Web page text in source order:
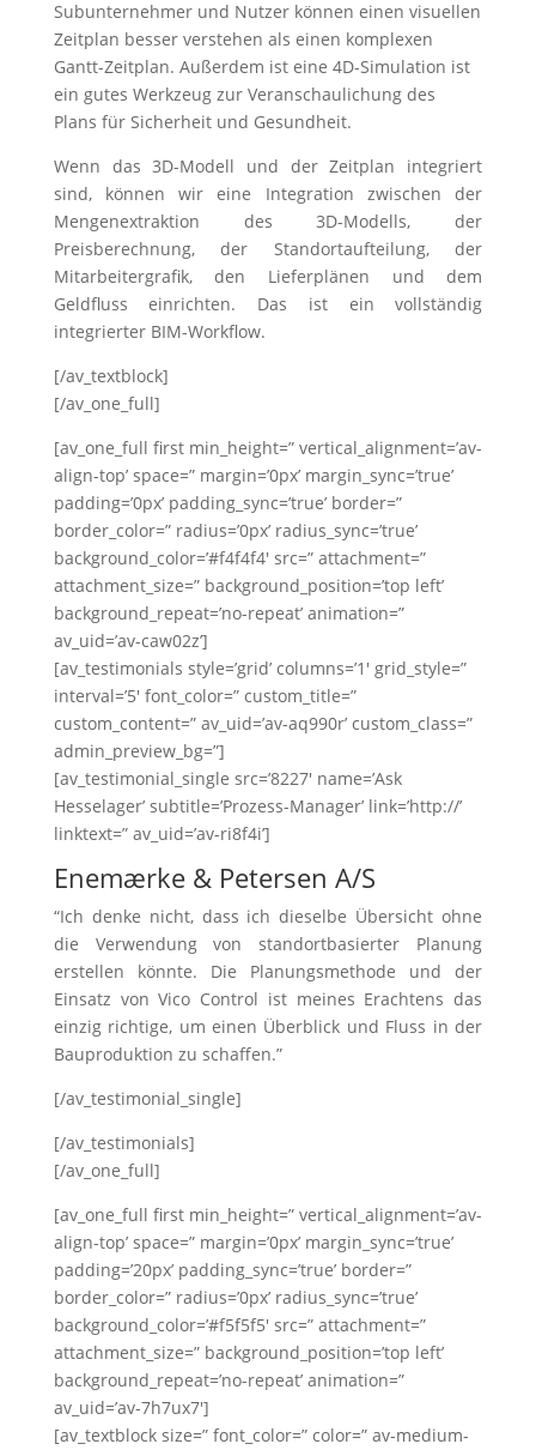
Subunternehmer und Nutzer können einen visuellen
Zeitplan besser verstehen als einen komplexen
Gantt-Zeitplan. Außerdem ist eine 4D-Simulation ist
ein gutes Werkzeug zur Veranschaulichung des
Plans für Sicherheit und Gesundheit.
Wenn das 3D-Modell und der Zeitplan integriert
sind, können wir eine Integration zwischen der
Mengenextraktion des 3D-Modells, der
Preisberechnung, der Standortaufteilung, der
Mitarbeitergrafik, den Lieferplänen und dem
Geldfluss einrichten. Das ist ein vollständig
integrierter BIM-Workflow.
[/av_textblock]
[/av_one_full]
[av_one_full first min_height=” vertical_alignment=’av-
align-top’ space=” margin=’0px’ margin_sync=’true’
padding=’0px’ padding_sync=’true’ border=”
border_color=” radius=’0px’ radius_sync=’true’
background_color=’#f4f4f4′ src=” attachment=”
attachment_size=” background_position=’top left’
background_repeat=’no-repeat’ animation=”
av_uid=’av-caw02z’]
[av_testimonials style=’grid’ columns=’1′ grid_style=”
interval=’5′ font_color=” custom_title=”
custom_content=” av_uid=’av-aq990r’ custom_class=”
admin_preview_bg=”]
[av_testimonial_single src=’8227′ name=’Ask
Hesselager’ subtitle=’Prozess-Manager’ link=’http://’
linktext=” av_uid=’av-ri8f4i’]
Enemærke & Petersen A/S
“Ich denke nicht, dass ich dieselbe Übersicht ohne
die Verwendung von standortbasierter Planung
erstellen könnte. Die Planungsmethode und der
Einsatz von Vico Control ist meines Erachtens das
einzig richtige, um einen Überblick und Fluss in der
Bauproduktion zu schaffen.”
[/av_testimonial_single]
[/av_testimonials]
[/av_one_full]
[av_one_full first min_height=” vertical_alignment=’av-
align-top’ space=” margin=’0px’ margin_sync=’true’
padding=’20px’ padding_sync=’true’ border=”
border_color=” radius=’0px’ radius_sync=’true’
background_color=’#f5f5f5′ src=” attachment=”
attachment_size=” background_position=’top left’
background_repeat=’no-repeat’ animation=”
av_uid=’av-7h7ux7′]
[av_textblock size=” font_color=” color=” av-medium-